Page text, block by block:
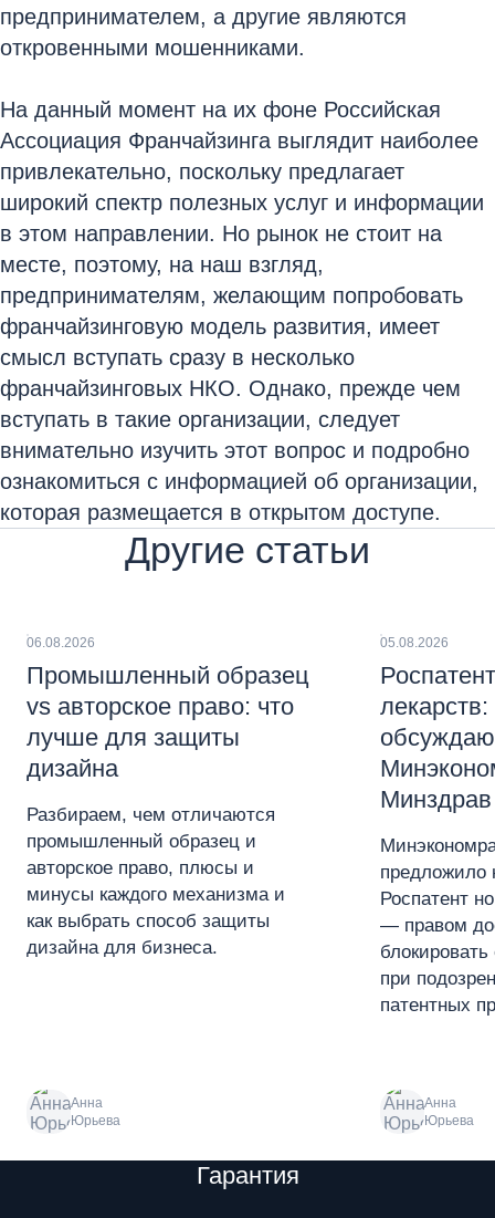
предпринимателем, а другие являются
откровенными мошенниками.
На данный момент на их фоне Российская
Ассоциация Франчайзинга выглядит наиболее
привлекательно, поскольку предлагает
широкий спектр полезных услуг и информации
в этом направлении. Но рынок не стоит на
месте, поэтому, на наш взгляд,
предпринимателям, желающим попробовать
франчайзинговую модель развития, имеет
смысл вступать сразу в несколько
франчайзинговых НКО. Однако, прежде чем
вступать в такие организации, следует
внимательно изучить этот вопрос и подробно
ознакомиться с информацией об организации,
которая размещается в открытом доступе.
Другие статьи
06.08.2026
Промышленный образец
vs авторское право: что
лучше для защиты
дизайна
Разбираем, чем отличаются
промышленный образец и
авторское право, плюсы и
минусы каждого механизма и
как выбрать способ защиты
дизайна для бизнеса.
Анна
Юрьева
05.08.2026
лекарств:
Минздрав
предложило
Роспатент
— правом
блокировать
при
патентных
Анна
Юрьева
Гарантия